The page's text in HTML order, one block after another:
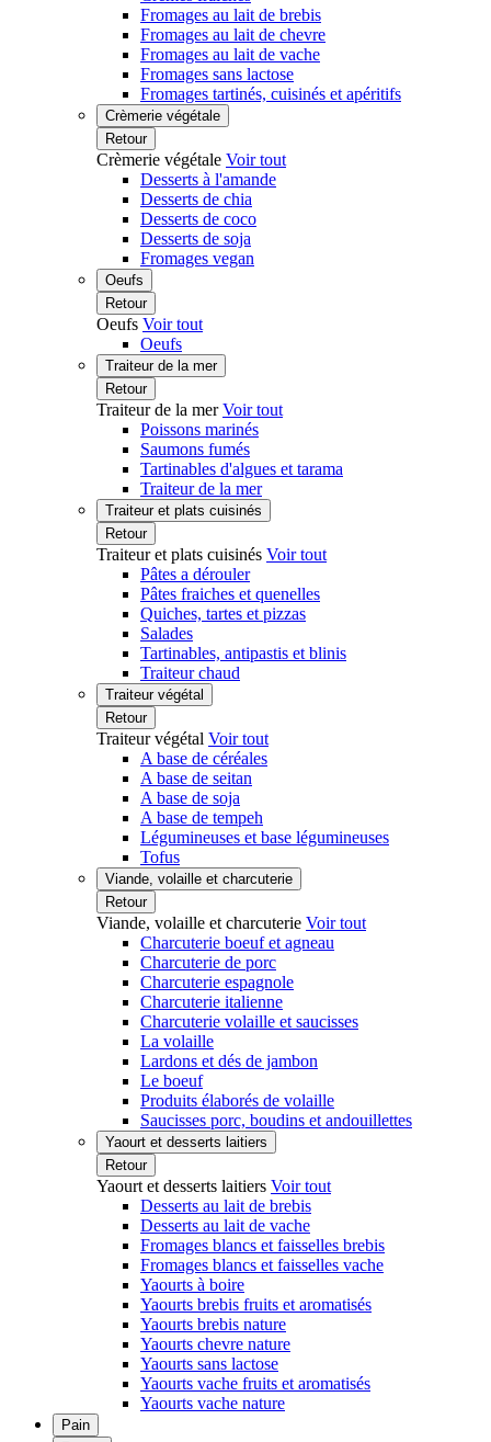
Fromages au lait de brebis
Fromages au lait de chevre
Fromages au lait de vache
Fromages sans lactose
Fromages tartinés, cuisinés et apéritifs
Crèmerie végétale
Retour
Crèmerie végétale Voir tout
Desserts à l'amande
Desserts de chia
Desserts de coco
Desserts de soja
Fromages vegan
Oeufs
Retour
Oeufs Voir tout
Oeufs
Traiteur de la mer
Retour
Traiteur de la merVoir tout
Poissons marinés
Saumons fumés
Tartinables d'algues et tarama
Traiteur de la mer
Traiteur et plats cuisinés
Retour
Traiteur et plats cuisinés Voir tout
Pâtes a dérouler
Pâtes fraiches et quenelles
Quiches, tartes et pizzas
Salades
Tartinables, antipastis et blinis
Traiteur chaud
Traiteur végétal
Retour
Traiteur végétal Voir tout
A base de céréales
A base de seitan
A base de soja
A base de tempeh
Légumineuses et base légumineuses
Tofus
Viande, volaille et charcuterie
Retour
Viande, volaille et charcuterie Voir tout
Charcuterie boeuf et agneau
Charcuterie de porc
Charcuterie espagnole
Charcuterie italienne
Charcuterie volaille et saucisses
La volaille
Lardons et dés de jambon
Le boeuf
Produits élaborés de volaille
Saucisses porc, boudins et andouillettes
Yaourt et desserts laitiers
Retour
Yaourt et desserts laitiers Voir tout
Desserts au lait de brebis
Desserts au lait de vache
Fromages blancs et faisselles brebis
Fromages blancs et faisselles vache
Yaourts à boire
Yaourts brebis fruits et aromatisés
Yaourts brebis nature
Yaourts chevre nature
Yaourts sans lactose
Yaourts vache fruits et aromatisés
Yaourts vache nature
Pain